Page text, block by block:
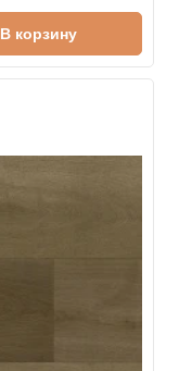
В корзину